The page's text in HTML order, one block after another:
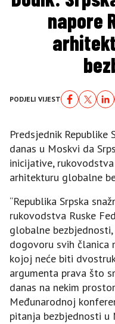
napore
PODJELI VIJEST
Predsjednik
danas u Moskvi da
inicijative,
arhitekturu globalne
“Republika Srpska
rukovodstva Ruske
globalne
dogovoru svih članica
kojoj neće biti
argumenta prava što
danas na nekim
Međunarodnoj
pitanja bezbjednosti u